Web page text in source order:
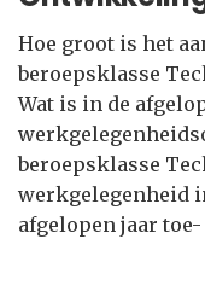
Hoe groot is het
beroepsklasse
Wat is in de
beroepsklasse
werkgelegenheid
afgelopen jaar